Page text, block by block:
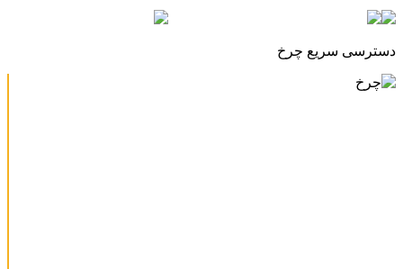
دسترسی سریع چرخ